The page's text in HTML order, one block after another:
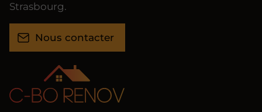
Strasbourg.
Nous contacter